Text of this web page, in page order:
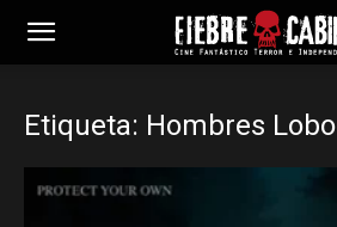
Etiqueta: Hombres Lobo